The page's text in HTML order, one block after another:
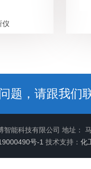
仪
题，请跟我们
能科技有限公司 地址：
号-1 技术支持： 化